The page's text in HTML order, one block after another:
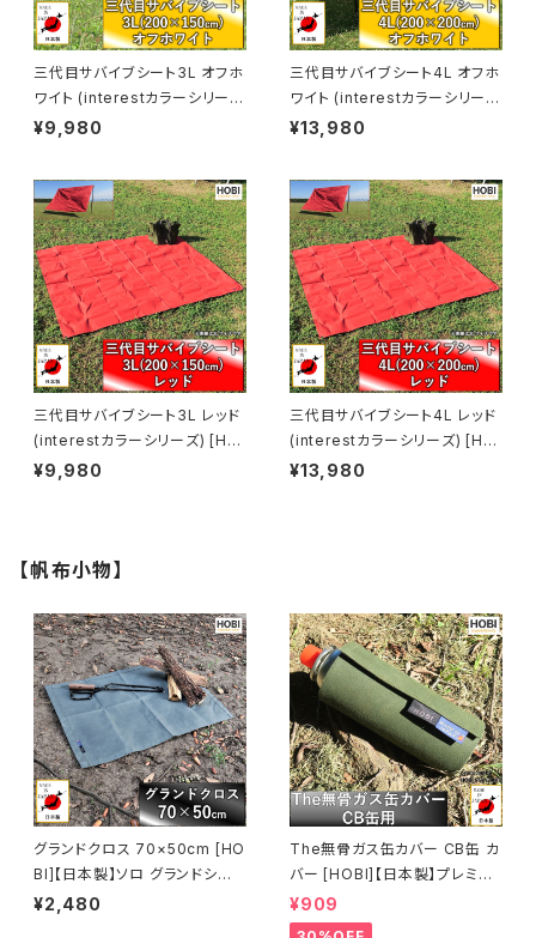
三代目サバイブシート3L オフホ
ワイト (interestカラーシリー
ズ) [HOBI]【日本製】極軽上質
量 マルチシート 頑丈ハトメ×4
キャンプ アウトドア レジャー マ
ット 海 ビーチ おしゃれ 白 [MA
DE IN JAPAN]
¥9,980
三代目サバイブシート4L オフホ
ワイト (interestカラーシリー
ズ) [HOBI]【日本製】極軽上質
チシート 頑丈ハトメ×4 キャンプ
アウトドア レジャー マット 海 ビ
ーチ おしゃれ 白 [MADE IN JA
PAN]
¥13,980
三代目サバイブシート3L レッド
(interestカラーシリーズ) [HO
BI]【日本製】極軽上質帆布 グラ
ア レジャー マット 海 ビーチ お
¥9,980
三代目サバイブシート4L レッド
(interestカラーシリーズ) [HO
BI]【日本製】極軽上質帆布 グラ
¥13,980
【帆布小物】
グランドクロス 70×50cm [HO
BI]【日本製】ソロ グランドシート
極軽上質帆布 撥水パラフィン加
¥2,480
The無骨ガス缶カバー CB缶 カ
バー [HOBI]【日本製】プレミア
ム帆布ナロー [無骨でタフ] キャ
ンプ ホビ オリーブドラブ [MAD
¥909